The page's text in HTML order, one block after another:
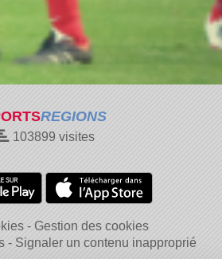
REGIONS
103899 visites
Gestion des cookies
Signaler un contenu inapproprié